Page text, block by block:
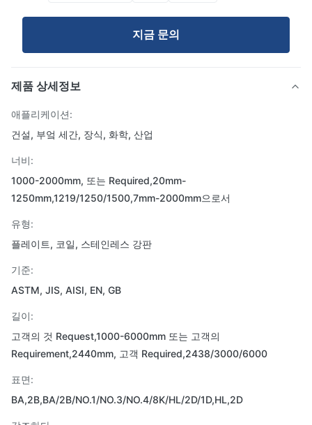
지금 문의
제품 상세정보
애플리케이션:
건설, 부엌 세간, 장식, 화학, 산업
너비:
1000-2000mm, 또는 Required,20mm-
1250mm,1219/1250/1500,7mm-2000mm으로서
유형:
플레이트, 코일, 스테인레스 강판
기준:
ASTM, JIS, AISI, EN, GB
길이:
고객의 것 Request,1000-6000mm 또는 고객의
Requirement,2440mm, 고객 Required,2438/3000/6000
표면:
BA,2B,BA/2B/NO.1/NO.3/NO.4/8K/HL/2D/1D,HL,2D